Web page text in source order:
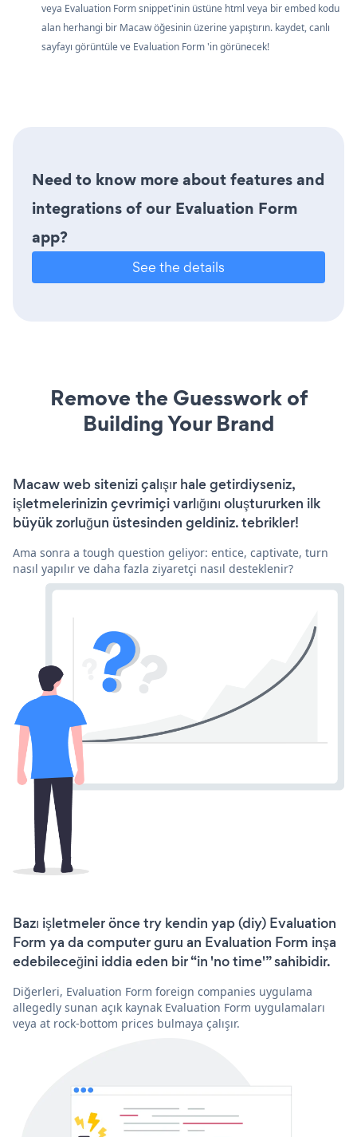
veya Evaluation Form snippet'inin üstüne html veya bir embed kodu
alan herhangi bir Macaw öğesinin üzerine yapıştırın. kaydet, canlı
sayfayı görüntüle ve Evaluation Form 'in görünecek!
Need to know more about features and
integrations of our Evaluation Form
app?
See the details
Remove the Guesswork of
Building Your Brand
Macaw web sitenizi çalışır hale getirdiyseniz,
işletmelerinizin çevrimiçi varlığını oluştururken ilk
büyük zorluğun üstesinden geldiniz. tebrikler!
Ama sonra a tough question geliyor: entice, captivate, turn
nasıl yapılır ve daha fazla ziyaretçi nasıl desteklenir?
Bazı işletmeler önce try kendin yap (diy) Evaluation
Form ya da computer guru an Evaluation Form inşa
edebileceğini iddia eden bir “in 'no time'” sahibidir.
Diğerleri, Evaluation Form foreign companies uygulama
allegedly sunan açık kaynak Evaluation Form uygulamaları
veya at rock-bottom prices bulmaya çalışır.